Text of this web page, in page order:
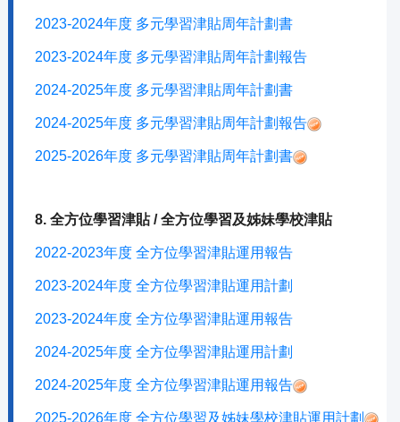
2023-2024年度 多元學習津貼周年計劃書
2023-2024年度 多元學習津貼周年計劃報告
2024-2025年度 多元學習津貼周年計劃書
2024-2025年度 多元學習津貼周年計劃報告
2025-2026年度 多元學習津貼周年計劃書
8. 全方位學習津貼 / 全方位學習及姊妹學校津貼
2022-2023年度 全方位學習津貼運用報告
2023-2024年度 全方位學習津貼運用計劃
2023-2024年度 全方位學習津貼運用報告
2024-2025年度 全方位學習津貼運用計劃
2024-2025年度 全方位學習津貼運用報告
2025-2026年度 全方位學習及姊妹學校津貼運用計劃